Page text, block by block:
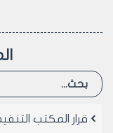
مختلطة تخضع
- تعديل الدراسة
قرار المكتب التنفيذي